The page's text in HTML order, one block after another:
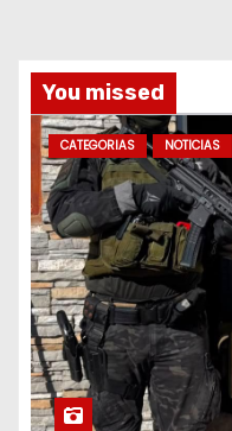
You missed
CATEGORIAS NOTICIAS